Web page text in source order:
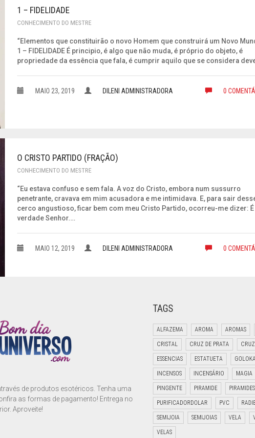
1 – FIDELIDADE
CONHECIMENTO DO MESTRE
“Elementos que constituirão o novo Homem que construirá um Novo
1 – FIDELIDADE É principio, é algo que não muda, é próprio do objeto, é
propriedade da essência que fala, é cumprir aquilo que se considera
MAIO 23, 2019 DILENI ADMINISTRADORA 0
O CRISTO PARTIDO (FRAÇÃO)
CONHECIMENTO DO MESTRE
“Eu estava confuso e sem fala. A voz do Cristo, embora num sussurro
penetrante, cravava em mim acusadora e me intimidava. E, para sair
cerco angustioso, ficar bem com meu Cristo Partido, ocorreu-me dizer: É
verdade Senhor.…
MAIO 12, 2019 DILENI ADMINISTRADORA 0
de produtos esotéricos. Tenha uma
as formas de pagamento! Entrega no
Aproveite!
TAGS
ALFAZEMA AROMA AROMAS
CRISTAL CRUZ DE PRATA
ESSENCIAS ESTATUETA GOLOKA
INCENSOS INCENSÁRIO MAGIA
PINGENTE PIRAMIDE PIRAMIDES
PURIFICADORDOLAR PVC
SEMIJOIA SEMIJOIAS VELA
VELAS